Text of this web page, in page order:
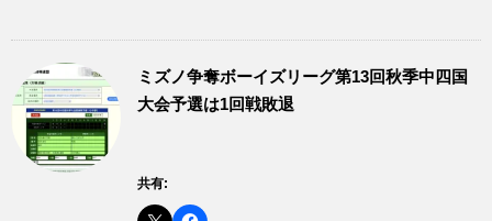
ミズノ争奪ボーイズリーグ第13回秋季中四国
大会予選は1回戦敗退
共有: